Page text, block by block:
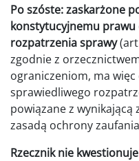
Po szóste: zaskarżone
konstytucyjnemu
rozpatrzenia sprawy
zgodnie z
ograniczeniom, ma
sprawiedliwego
powiązane z wynikającą
zasadą ochrony
Rzecznik nie